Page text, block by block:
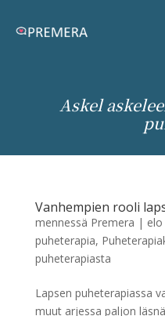
Askel
Vanhempien rooli
mennessä Premera |
puheterapia,
puheterapiasta
Lapsen puheterapiassa
muut arjessa paljon